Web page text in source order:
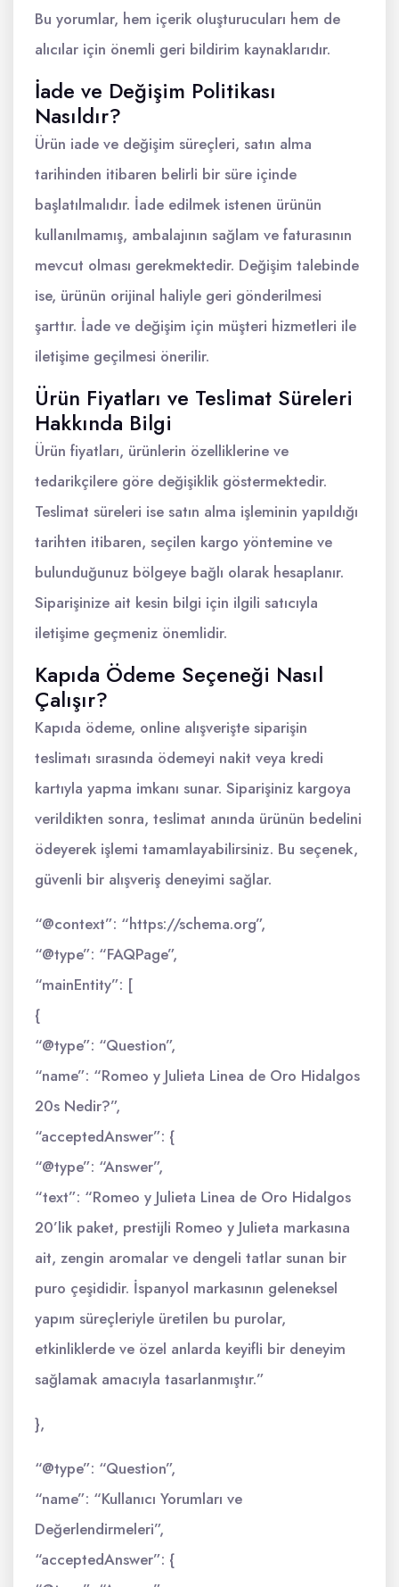
Bu yorumlar, hem içerik oluşturucuları hem de
alıcılar için önemli geri bildirim kaynaklarıdır.
İade ve Değişim Politikası
Nasıldır?
Ürün iade ve değişim süreçleri, satın alma
tarihinden itibaren belirli bir süre içinde
başlatılmalıdır. İade edilmek istenen ürünün
kullanılmamış, ambalajının sağlam ve faturasının
mevcut olması gerekmektedir. Değişim talebinde
ise, ürünün orijinal haliyle geri gönderilmesi
şarttır. İade ve değişim için müşteri hizmetleri ile
iletişime geçilmesi önerilir.
Ürün Fiyatları ve Teslimat Süreleri
Hakkında Bilgi
Ürün fiyatları, ürünlerin özelliklerine ve
tedarikçilere göre değişiklik göstermektedir.
Teslimat süreleri ise satın alma işleminin yapıldığı
tarihten itibaren, seçilen kargo yöntemine ve
bulunduğunuz bölgeye bağlı olarak hesaplanır.
Siparişinize ait kesin bilgi için ilgili satıcıyla
iletişime geçmeniz önemlidir.
Kapıda Ödeme Seçeneği Nasıl
Çalışır?
Kapıda ödeme, online alışverişte siparişin
teslimatı sırasında ödemeyi nakit veya kredi
kartıyla yapma imkanı sunar. Siparişiniz kargoya
verildikten sonra, teslimat anında ürünün bedelini
ödeyerek işlemi tamamlayabilirsiniz. Bu seçenek,
güvenli bir alışveriş deneyimi sağlar.
“@context”: “https://schema.org”,
“@type”: “FAQPage”,
“mainEntity”: [
{
“@type”: “Question”,
“name”: “Romeo y Julieta Linea de Oro Hidalgos
20s Nedir?”,
“acceptedAnswer”: {
“@type”: “Answer”,
“text”: “Romeo y Julieta Linea de Oro Hidalgos
20’lik paket, prestijli Romeo y Julieta markasına
ait, zengin aromalar ve dengeli tatlar sunan bir
puro çeşididir. İspanyol markasının geleneksel
yapım süreçleriyle üretilen bu purolar,
etkinliklerde ve özel anlarda keyifli bir deneyim
sağlamak amacıyla tasarlanmıştır.”
},
“@type”: “Question”,
“name”: “Kullanıcı Yorumları ve
Değerlendirmeleri”,
“acceptedAnswer”: {